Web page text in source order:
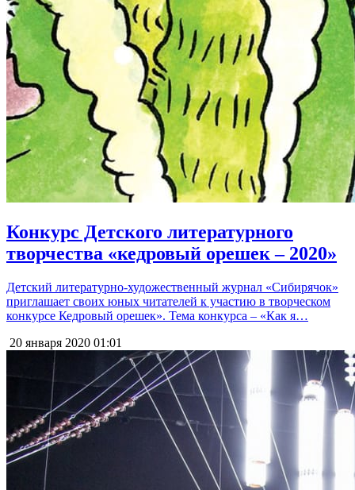
Конкурс Детского литературного
творчества «кедровый орешек – 2020»
Детский литературно-художественный журнал «Сибирячок»
приглашает своих юных читателей к участию в творческом
конкурсе Кедровый орешек». Тема конкурса – «Как я…
20 января 2020 01:01